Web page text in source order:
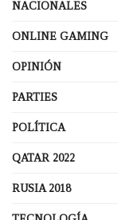
NACIONALES
ONLINE GAMING
OPINIÓN
PARTIES
POLÍTICA
QATAR 2022
RUSIA 2018